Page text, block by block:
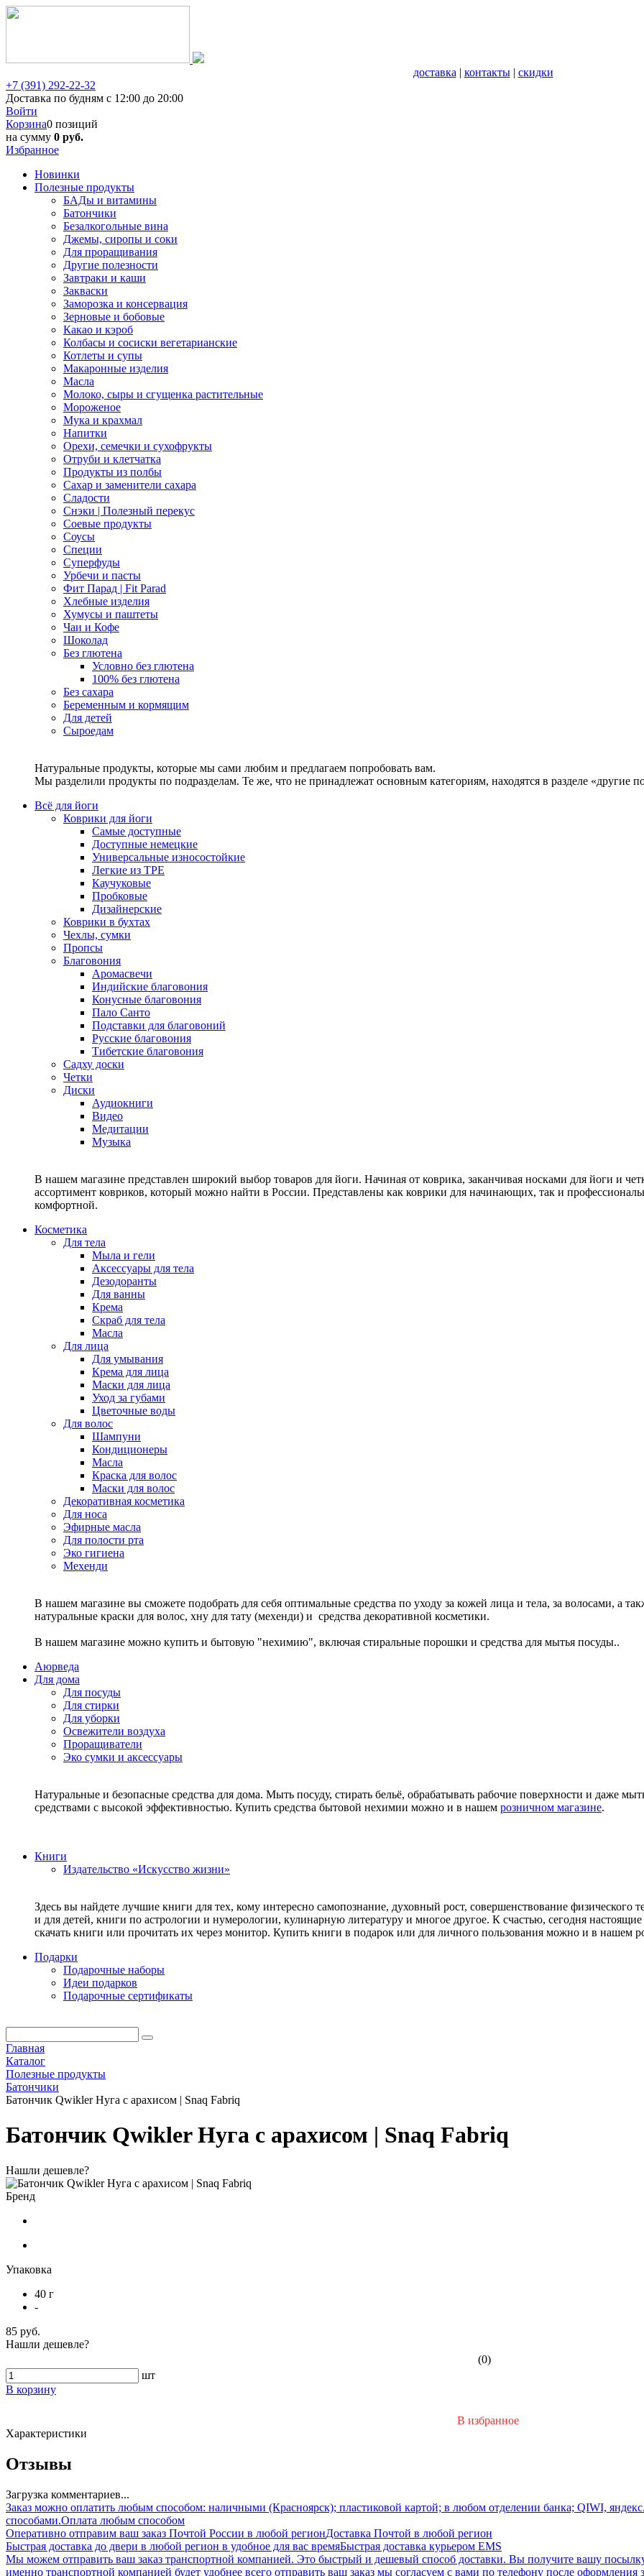
доставка | контакты| скидки
+7 (391) 292-22-32
Доставка по будням с 12:00 до 20:00
Войти
Корзина0 позиций
на сумму 0 руб.
Избранное
Новинки
Полезные продукты
БАДы и витамины
Батончики
Безалкогольные вина
Джемы, сиропы и соки
Для проращивания
Другие полезности
Завтраки и каши
Закваски
Заморозка и консервация
Зерновые и бобовые
Какао и кэроб
Колбасы и сосиски вегетарианские
Котлеты и супы
Макаронные изделия
Масла
Молоко, сыры и сгущенка растительные
Мороженое
Мука и крахмал
Напитки
Орехи, семечки и сухофрукты
Отруби и клетчатка
Продукты из полбы
Сахар и заменители сахара
Сладости
Снэки | Полезный перекус
Соевые продукты
Соусы
Специи
Суперфуды
Урбечи и пасты
Фит Парад | Fit Parad
Хлебные изделия
Хумусы и паштеты
Чаи и Кофе
Шоколад
Без глютена
Условно без глютена
100% без глютена
Без сахара
Беременным и кормящим
Для детей
Сыроедам
Натуральные продукты, которые мы сами любим и предлагаем попробовать вам.
Мы разделили продукты по подразделам. Те же, что не принадлежат основным категориям, находятся в разделе «другие
Всё для йоги
Коврики для йоги
Самые доступные
Доступные немецкие
Универсальные износостойкие
Легкие из TPE
Каучуковые
Пробковые
Дизайнерские
Коврики в бухтах
Чехлы, сумки
Пропсы
Благовония
Аромасвечи
Индийские благовония
Конусные благовония
Пало Санто
Подставки для благовоний
Русские благовония
Тибетские благовония
Садху доски
Четки
Диски
Аудиокниги
Видео
Медитации
Музыка
В нашем магазине представлен широкий выбор товаров для йоги. Начиная от коврика, заканчивая носками для йоги и
ассортимент ковриков, который можно найти в России. Представлены как коврики для начинающих, так и
комфортной.
Косметика
Для тела
Мыла и гели
Аксессуары для тела
Дезодоранты
Для ванны
Крема
Скраб для тела
Масла
Для лица
Для умывания
Крема для лица
Маски для лица
Уход за губами
Цветочные воды
Для волос
Шампуни
Кондиционеры
Масла
Краска для волос
Маски для волос
Декоративная косметика
Для носа
Эфирные масла
Для полости рта
Эко гигиена
Мехенди
В нашем магазине вы сможете подобрать для себя оптимальные средства по уходу за кожей лица и тела, за волосами, а
натуральные краски для волос, хну для тату (мехенди) и средства декоративной косметики.
В нашем магазине можно купить и бытовую "нехимию", включая стиральные порошки и средства для мытья посуды..
Аюрведа
Для дома
Для посуды
Для стирки
Для уборки
Освежители воздуха
Проращиватели
Эко сумки и аксессуары
Натуральные и безопасные средства для дома. Мыть посуду, стирать бельё, обрабатывать рабочие поверхности и даже
средствами с высокой эффективностью. Купить средства бытовой нехимии можно и в нашем розничном магазине.
Книги
Издательство «Искусство жизни»
Здесь вы найдете лучшие книги для тех, кому интересно самопознание, духовный рост, совершенствование физического
и для детей, книги по астрологии и нумерологии, кулинарную литературу и многое другое. К счастью, сегодня
скачать книги или прочитать их через монитор. Купить книги в подарок или для личного пользования можно и в нашем
Подарки
Подарочные наборы
Идеи подарков
Подарочные сертификаты
Главная
Каталог
Полезные продукты
Батончики
Батончик Qwikler Нуга с арахисом | Snaq Fabriq
Батончик Qwikler Нуга с арахисом | Snaq Fabriq
Нашли дешевле?
Бренд
Упаковка
40 г
-
85 руб.
Нашли дешевле?
(0)
шт
В корзину
В избранное
Характеристики
Отзывы
Загрузка комментариев...
Заказ можно оплатить любым способом: наличными (Красноярск); пластиковой картой; в любом отделении банка; QIWI,
способами.Оплата любым способом
Оперативно отправим ваш заказ Почтой России в любой регионДоставка Почтой в любой регион
Быстрая доставка до двери в любой регион в удобное для вас времяБыстрая доставка курьером EMS
Мы можем отправить ваш заказ транспортной компанией. Это быстрый и дешевый способ доставки. Вы получите вашу
именно транспортной компанией будет удобнее всего отправить ваш заказ мы согласуем с вами по телефону после оформления